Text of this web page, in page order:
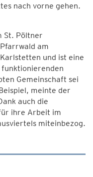
nach vorne gehen.
St. Pöltner
am
und ist eine
Gemeinschaft sei
meinte der
auch die
ihre Arbeit im
miteinbezog.